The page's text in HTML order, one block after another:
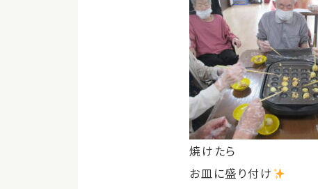
焼けたら
お皿に盛り付け